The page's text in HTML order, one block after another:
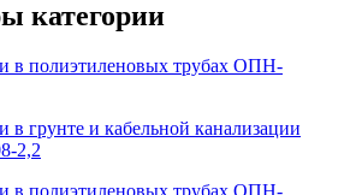
категории
в полиэтиленовых трубах ОПН-
в грунте и кабельной канализации
2,2